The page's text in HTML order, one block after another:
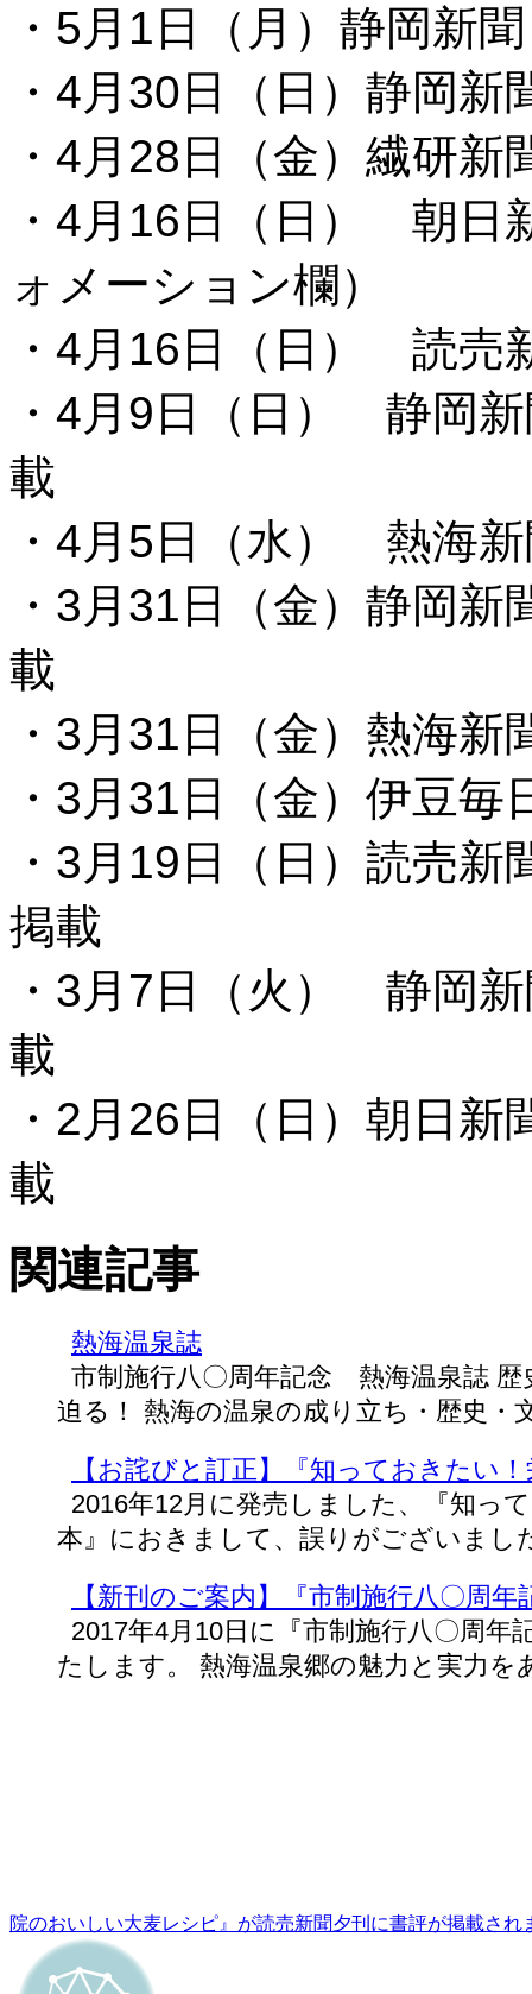
・5月1日（月）静岡新
・4月30日（日）静岡
・4月28日（金）繊研
・4月16日（日） 朝日
ォメーション欄）
・4月16日（日） 読売
・4月9日（日） 静岡
載
・4月5日（水） 熱海
・3月31日（金）静岡
載
・3月31日（金）熱海
・3月31日（金）伊豆
・3月19日（日）読売
掲載
・3月7日（火） 静岡
載
・2月26日（日）朝日
載
関連記事
熱海温泉誌
市制施行八〇周年記念 熱海温泉誌 歴
迫る！ 熱海の温泉の成り立ち・歴史・
【お詫びと訂正】『知っておきたい
2016年12月に発売しました、『知っ
本』におきまして、誤りがございま
【新刊のご案内】『市制施行八〇周
2017年4月10日に『市制施行八〇周
たします。 熱海温泉郷の魅力と実力
院のおいしい大麦レシピ』が読売新聞夕刊に書評が掲載され